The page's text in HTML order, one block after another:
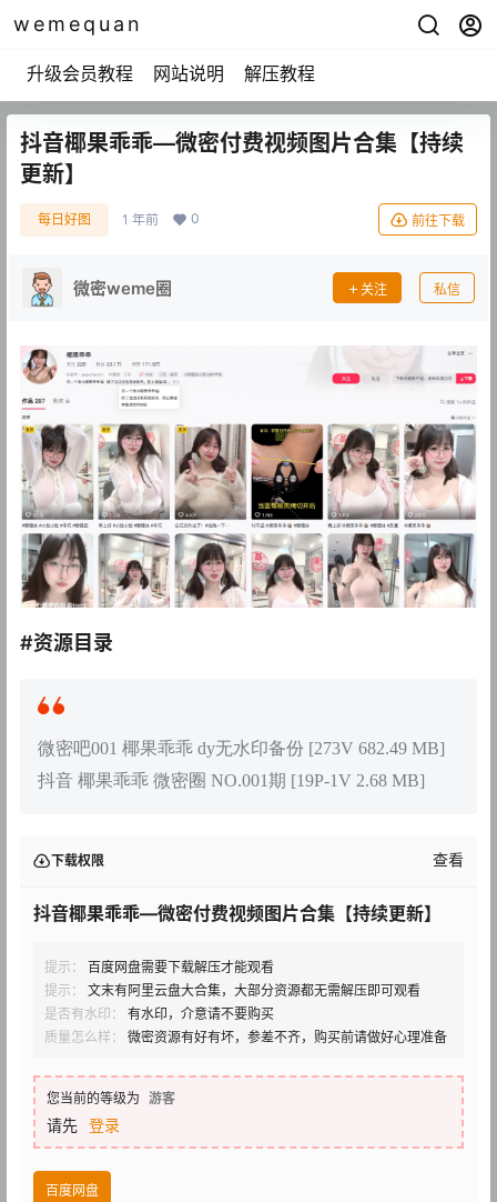
wemequan
升级会员教程 网站说明 解压教程
抖音椰果乖乖—微密付费视频图片合集【持续
更新】
每日好图 1 年前 0 前往下载
微密weme圈 关注 私信
#资源目录
微密吧001 椰果乖乖 dy无水印备份 [273V 682.49 MB]
抖音 椰果乖乖 微密圈 NO.001期 [19P-1V 2.68 MB]
下载权限 查看
抖音椰果乖乖—微密付费视频图片合集【持续更新】
提示：
百度网盘需要下载解压才能观看
提示：
文末有阿里云盘大合集，大部分资源都无需解压即可观看
是否有水印：
有水印，介意请不要购买
质量怎么样：
微密资源有好有坏，参差不齐，购买前请做好心理准备
您当前的等级为 游客
请先 登录
百度网盘